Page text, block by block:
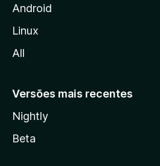
i
a
Android
Linux
All
Versões mais recentes
Nightly
Beta